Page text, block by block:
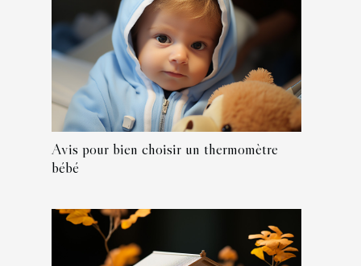
Avis pour bien choisir un thermomètre
bébé